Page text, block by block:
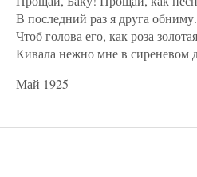
В последний раз я друга
Чтоб голова его, как роза
Кивала нежно мне в сиреневом
Май 1925